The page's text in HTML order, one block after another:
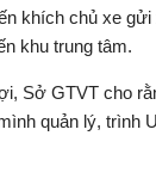
khích chủ xe
khu trung tâm.
Sở GTVT cho
quản lý, trình